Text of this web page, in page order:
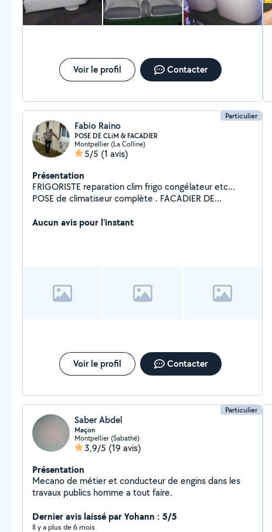
Voir le profil Contacter
Particulier
Fabio Raino
POSE DE CLiM & FACADIER
Montpellier (La Colline)
5/5 (1 avis)
Présentation
FRIGORISTE reparation clim frigo congélateur etc...
POSE de climatiseur complète . FACADIER DE
Aucun avis pour l'instant
Voir le profil Contacter
Particulier
Saber Abdel
Maçon
Montpellier (Sabathé)
3,9/5 (19 avis)
Présentation
Mecano de métier et conducteur de engins dans les
travaux publics homme a tout faire.
Dernier avis laissé par Yohann : 5/5
Il y a plus de 6 mois